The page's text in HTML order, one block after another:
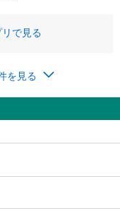
ださい。
て異なります。
定で自動入力されてい
は何ら関係がなく、実際
のではありません。返
で見る
を見る